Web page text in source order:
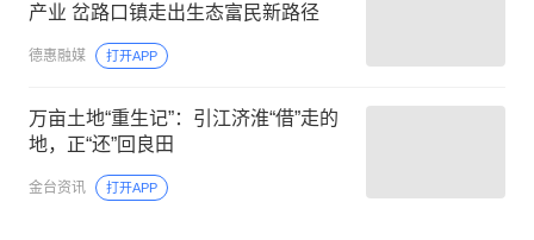
产业 岔路口镇走出生态富民新路径
德惠融媒 打开APP
万亩土地“重生记”：引江济淮“借”走的
地，正“还”回良田
金台资讯 打开APP